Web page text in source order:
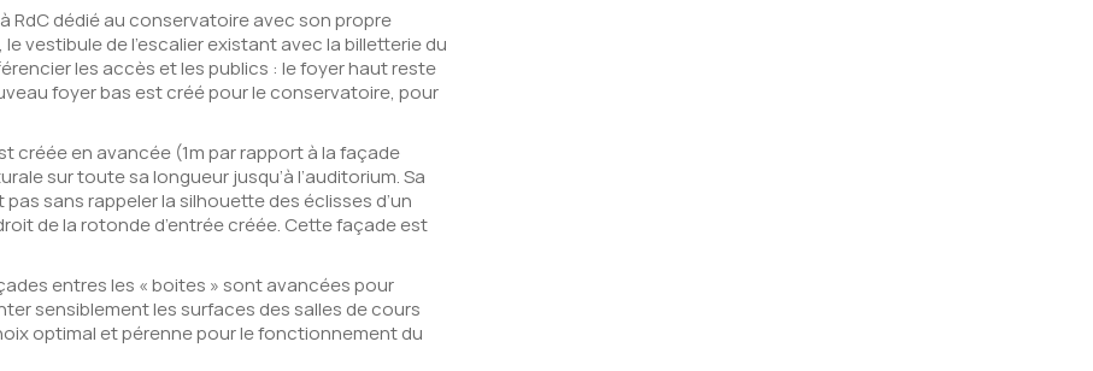
dédié au conservatoire avec son propre
vestibule de l’escalier existant avec la billetterie du
les accès et les publics : le foyer haut reste
foyer bas est créé pour le conservatoire, pour
créée en avancée (1m par rapport à la façade
sur toute sa longueur jusqu’à l’auditorium. Sa
sans rappeler la silhouette des éclisses d’un
de la rotonde d’entrée créée. Cette façade est
entres les « boites » sont avancées pour
sensiblement les surfaces des salles de cours
optimal et pérenne pour le fonctionnement du